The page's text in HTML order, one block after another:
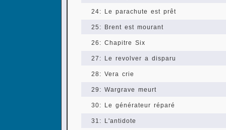
24: Le parachute est prêt
25: Brent est mourant
26: Chapitre Six
27: Le revolver a disparu
28: Vera crie
29: Wargrave meurt
30: Le générateur réparé
31: L'antidote